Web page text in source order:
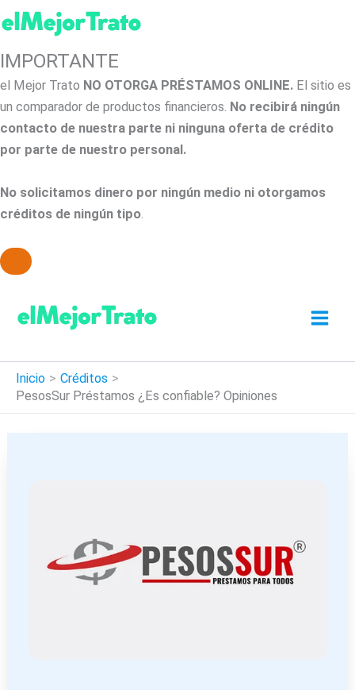
IMPORTANTE
el Mejor Trato NO OTORGA PRÉSTAMOS ONLINE. El sitio es
un comparador de productos financieros. No recibirá ningún
contacto de nuestra parte ni ninguna oferta de crédito
por parte de nuestro personal.
No solicitamos dinero por ningún medio ni otorgamos
créditos de ningún tipo.
contenido
Inicio
Créditos
PesosSur Préstamos ¿Es confiable? Opiniones